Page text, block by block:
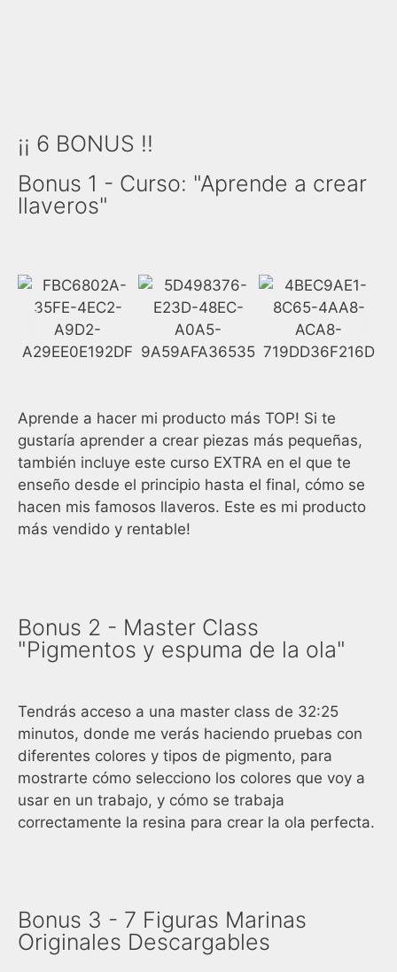
¡¡ 6 BONUS !!
Bonus 1 - Curso: "Aprende a crear
llaveros"
Aprende a hacer mi producto más TOP! Si te
gustaría aprender a crear piezas más pequeñas,
también incluye este curso EXTRA en el que te
enseño desde el principio hasta el final, cómo se
hacen mis famosos llaveros. Este es mi producto
más vendido y rentable!
Bonus 2 - Master Class
"Pigmentos y espuma de la ola"
Tendrás acceso a una master class de 32:25
minutos, donde me verás haciendo pruebas con
diferentes colores y tipos de pigmento, para
mostrarte cómo selecciono los colores que voy a
usar en un trabajo, y cómo se trabaja
correctamente la resina para crear la ola perfecta.
Bonus 3 - 7 Figuras Marinas
Originales Descargables